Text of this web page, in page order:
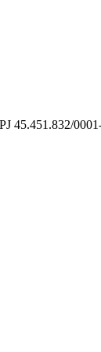
45.451.832/